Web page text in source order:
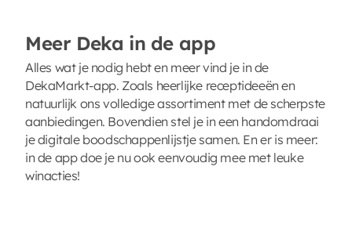
Meer Deka in de app
Alles wat je nodig hebt en meer vind je in de
DekaMarkt-app. Zoals heerlijke receptideeën en
natuurlijk ons volledige assortiment met de scherpste
aanbiedingen. Bovendien stel je in een handomdraai
je digitale boodschappenlijstje samen. En er is meer:
in de app doe je nu ook eenvoudig mee met leuke
winacties!